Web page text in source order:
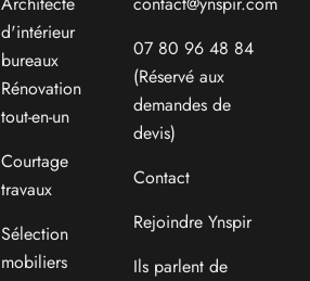
d'intérieur
bureaux
Rénovation
tout-en-un
Courtage
travaux
Sélection
mobiliers
07 80 96 48 84
(Réservé aux
demandes de
devis)
Contact
Rejoindre Ynspir
Ils parlent de